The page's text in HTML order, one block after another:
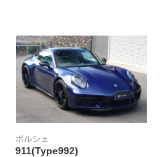
ポルシェ
911(Type992)